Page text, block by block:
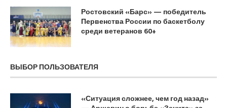
Ростовский «Барс» — победитель
Первенства России по баскетболу
среди ветеранов 60+
ВЫБОР ПОЛЬЗОВАТЕЛЯ
«Ситуация сложнее, чем год назад»